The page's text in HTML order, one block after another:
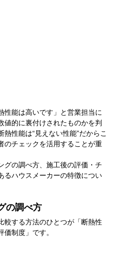
性能は高いです」と営業担当に
値的に裏付けされたものかを判
性能は“見えない性能”だからこ
のチェックを活用することが重
グの調べ方、施工後の評価・チ
るハウスメーカーの特徴につい
の調べ方
較する方法のひとつが「断熱性
制度」です。